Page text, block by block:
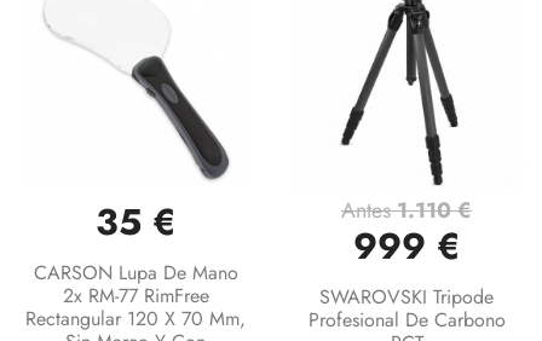
35 €
CARSON Lupa De Mano
2x RM-77 RimFree
Rectangular 120 X 70 Mm,
Antes1.110 €
999 €
SWAROVSKI Tripode
Profesional De Carbono